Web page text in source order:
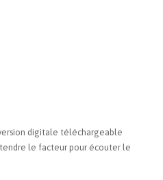
digitale téléchargeable
le facteur pour écouter le